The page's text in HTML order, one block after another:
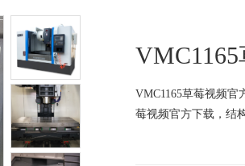
VMC1165草莓视频
莓视频官方下载，